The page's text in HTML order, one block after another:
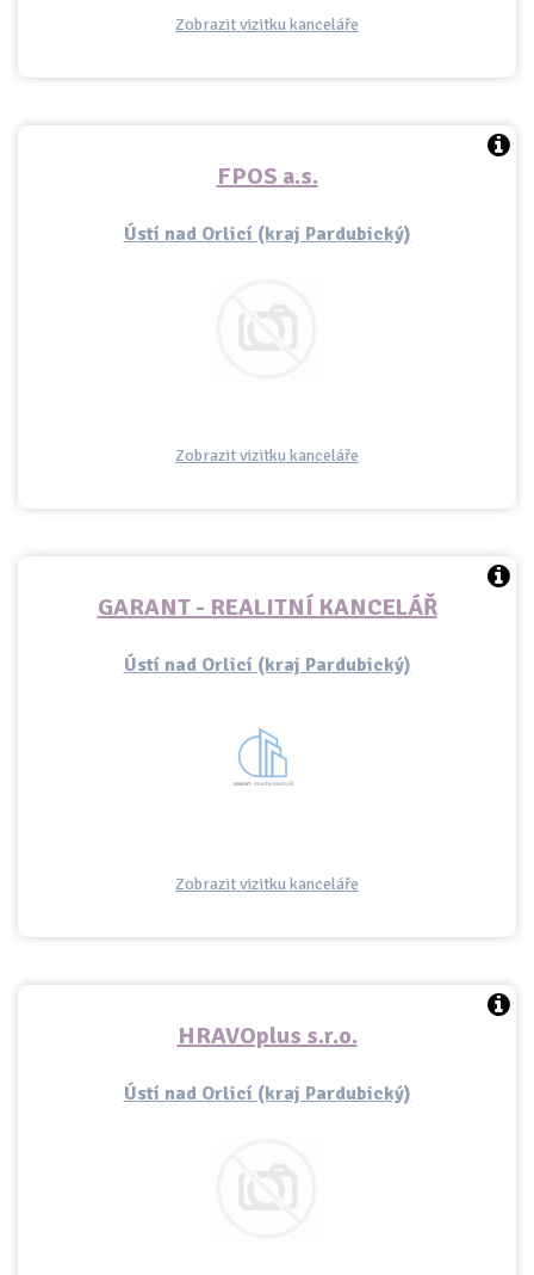
Zobrazit vizitku kanceláře
FPOS a.s.
Ústí nad Orlicí (kraj Pardubický)
Zobrazit vizitku kanceláře
GARANT - REALITNÍ KANCELÁŘ
Ústí nad Orlicí (kraj Pardubický)
Zobrazit vizitku kanceláře
HRAVOplus s.r.o.
Ústí nad Orlicí (kraj Pardubický)